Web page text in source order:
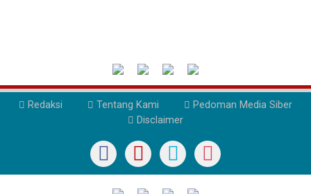
Redaksi Tentang Kami
Pedoman Media Siber
Disclaimer